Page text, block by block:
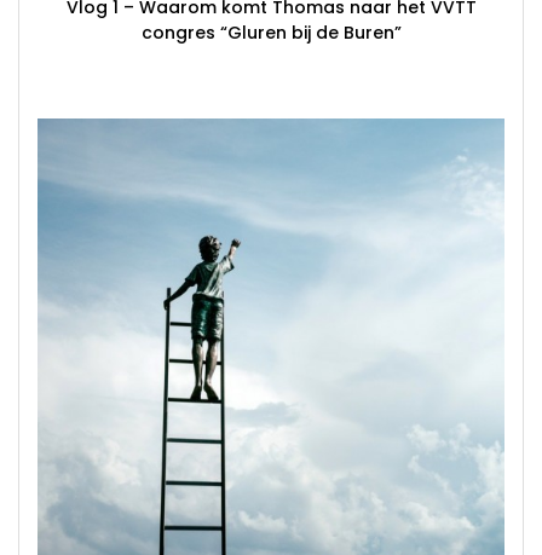
Vlog 1 – Waarom komt Thomas naar het VVTT
congres “Gluren bij de Buren”